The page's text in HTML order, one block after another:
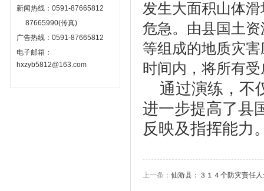
新闻热线：0591-87665812
87665990(传真)
广告热线：0591-87665812
电子邮箱：
hxzyb5812@163.com
发生大面积山体
危急。由县国土
等组成的地质灾
时间内，将所有
通过演练，不
进一步提高了县
反映及指挥能力
上一条： 仙游县：３１４个防灾责任